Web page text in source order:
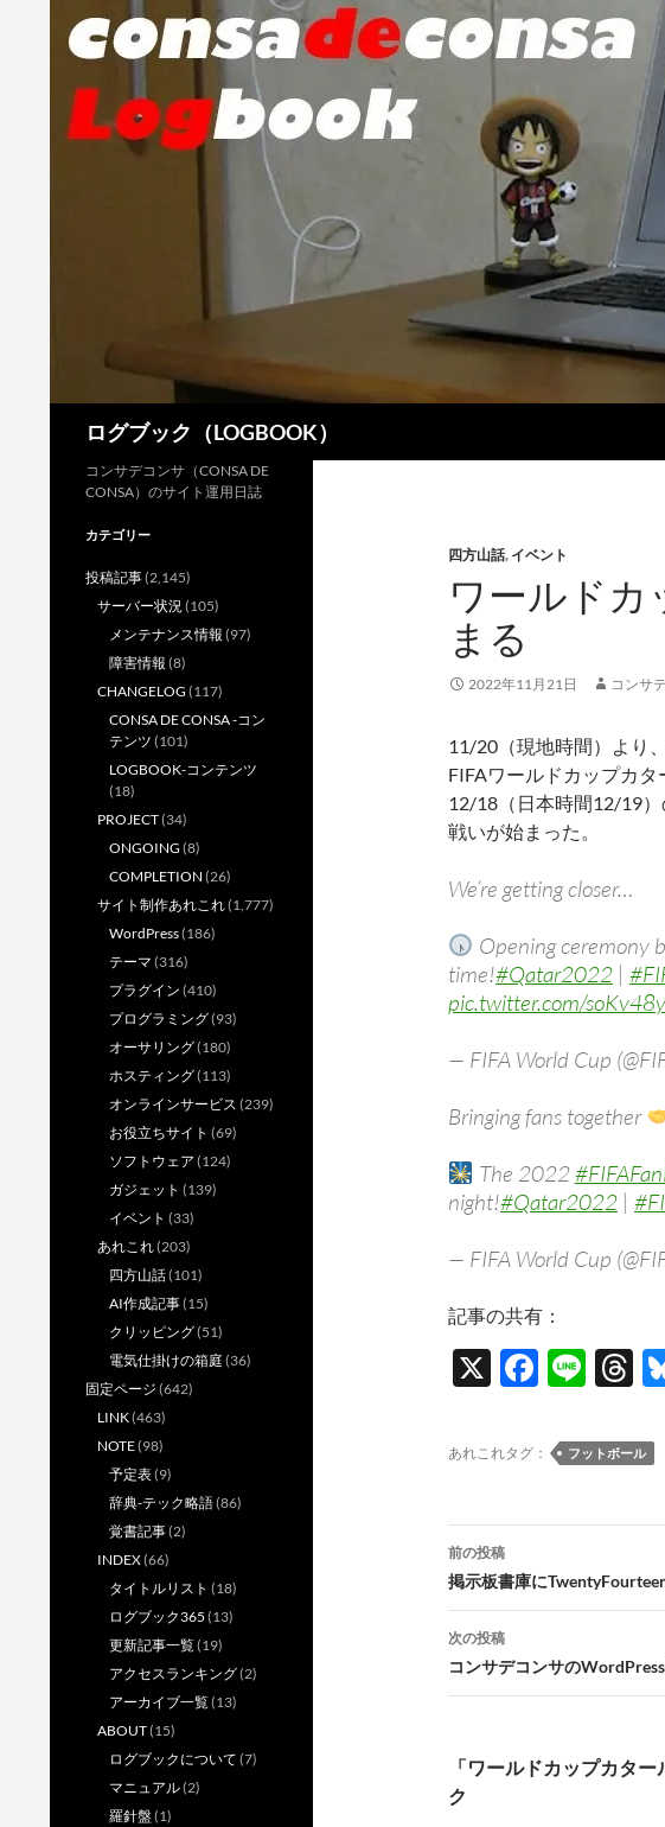
ログブック（LOGBOOK）
四方山話, イベント
ワールドカ
まる
2022年11月21日 コンサ
11/20（現地時間）より
FIFAワールドカップカタ
12/18（日本時間12/19
戦いが始まった。
We’re getting closer…
Opening ceremony
time!#Qatar2022 |
pic.twitter.com/
— FIFA World Cup
Bringing fans together
The 2022
night!#Qatar2022 |
— FIFA World Cup
記事の共有：
X
F
e
b
o
k
Li
e
T
e
a
あれこれタグ： フットボール
投
稿
ナ
ビ
ゲ
ー
シ
前の投稿
掲示板書庫に
次の投稿
コンサデコンサの
「ワールドカップカタ
ク
コンサデコンサ（CONSA DE
CONSA）のサイト運用日誌
カテゴリー
投稿記事(2,145)
サーバー状況(105)
メンテナンス情報 (97)
障害情報 (8)
CHANGELOG (117)
CONSA DE CONSA -コン
テンツ (101)
LOGBOOK-コンテンツ
(18)
PROJECT(34)
ONGOING (8)
COMPLETION (26)
サイト制作あれこれ(1,777)
WordPress(186)
テーマ (316)
プラグイン (410)
プログラミング(93)
オーサリング(180)
ホスティング(113)
オンラインサービス (239)
お役立ちサイト (69)
ソフトウェア (124)
ガジェット (139)
イベント (33)
あれこれ(203)
四方山話(101)
AI作成記事(15)
クリッピング(51)
電気仕掛けの箱庭 (36)
固定ページ (642)
LINK(463)
NOTE(98)
予定表(9)
辞典-テック略語(86)
覚書記事(2)
INDEX(66)
タイトルリスト (18)
ログブック365 (13)
更新記事一覧(19)
アクセスランキング(2)
アーカイブ一覧(13)
ABOUT(15)
ログブックについて (7)
マニュアル(2)
羅針盤(1)